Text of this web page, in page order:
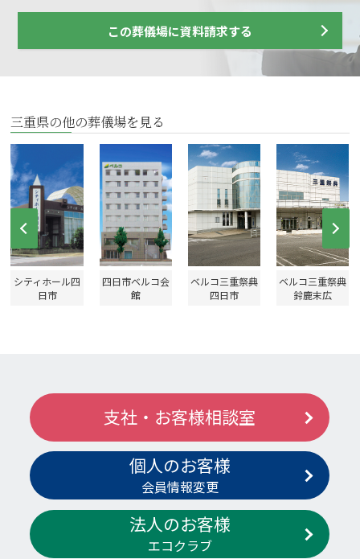
この葬儀場に資料請求する
三重県の他の葬儀場を見る
シティホール四
日市
四日市ベルコ会
館
ベルコ三重祭典
四日市
ベルコ三重祭典
鈴鹿末広
Prev
支社・お客様相談室
個人のお客様
会員情報変更
法人のお客様
エコクラブ